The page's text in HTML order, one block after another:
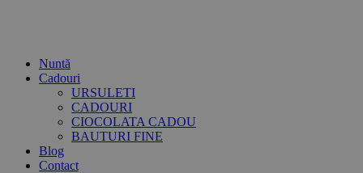
Nuntă
Cadouri
URSULETI
CADOURI
CIOCOLATA CADOU
BAUTURI FINE
Blog
Contact